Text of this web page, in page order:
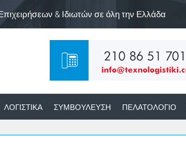
& Ιδιωτών σε όλη την Ελλάδα
ΛΟΓΙΣΤΙΚΆ ΣΥΜΒΟΎΛΕΥΣΗ ΠΕΛΑΤΟΛΌΓΙΟ